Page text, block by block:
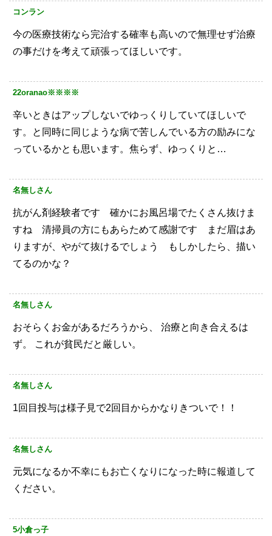
コンラン
今の医療技術なら完治する確率も高いので無理せず治療
の事だけを考えて頑張ってほしいです。
22oranao※※※※
辛いときはアップしないでゆっくりしていてほしいで
す。と同時に同じような病で苦しんでいる方の励みにな
っているかとも思います。焦らず、ゆっくりと…
名無しさん
抗がん剤経験者です 確かにお風呂場でたくさん抜けま
すね 清掃員の方にもあらためて感謝です まだ眉はあ
りますが、やがて抜けるでしょう もしかしたら、描い
てるのかな？
名無しさん
おそらくお金があるだろうから、
治療と向き合えるは
ず。
これが貧民だと厳しい。
名無しさん
1回目投与は様子見で2回目からかなりきついで！！
名無しさん
元気になるか不幸にもお亡くなりになった時に報道して
ください。
5小倉っ子